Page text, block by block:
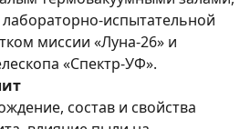
испытательной
миссии «Луна-26» и
«Спектр-УФ».
состав и свойства